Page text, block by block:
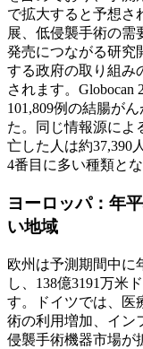
で拡大すると予想さ
展、低侵襲手術の需
発売につながる研究
する政府の取り組み
されます。Globocan
101,809例の結腸が
た。同じ情報源によ
亡した人は約37,390
4番目に多い種類とな
ヨーロッパ：年
い地域
欧州は予測期間中に
し、138億3191万米
す。ドイツでは、医
術の利用増加、イン
侵襲手術機器市場が